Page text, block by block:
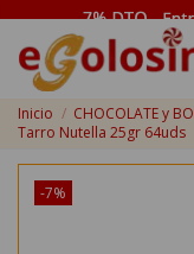
Inicio CHOCOLATE y
Tarro Nutella 25gr 64uds
-7%